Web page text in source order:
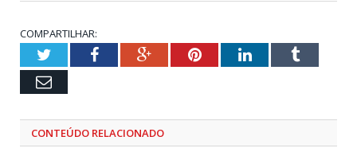
COMPARTILHAR:
TwitterFacebookGoogle+PinterestLinkedInTumblr
Email
CONTEÚDO RELACIONADO